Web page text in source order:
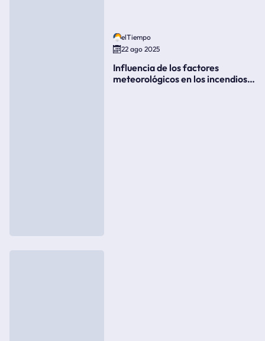
elTiempo
22 ago 2025
Influencia de los factores
meteorológicos en los incendios